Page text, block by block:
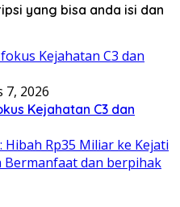
yang bisa anda isi dan
7, 2026
Kejahatan C3 dan